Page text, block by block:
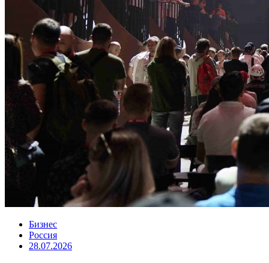
Бизнес
Россия
28.07.2026